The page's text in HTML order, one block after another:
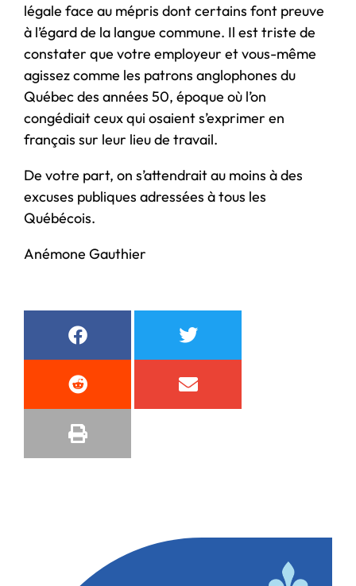
légale face au mépris dont certains font preuve
à l’égard de la langue commune. Il est triste de
constater que votre employeur et vous-même
agissez comme les patrons anglophones du
Québec des années 50, époque où l’on
congédiait ceux qui osaient s’exprimer en
français sur leur lieu de travail.
De votre part, on s’attendrait au moins à des
excuses publiques adressées à tous les
Québécois.
Anémone Gauthier